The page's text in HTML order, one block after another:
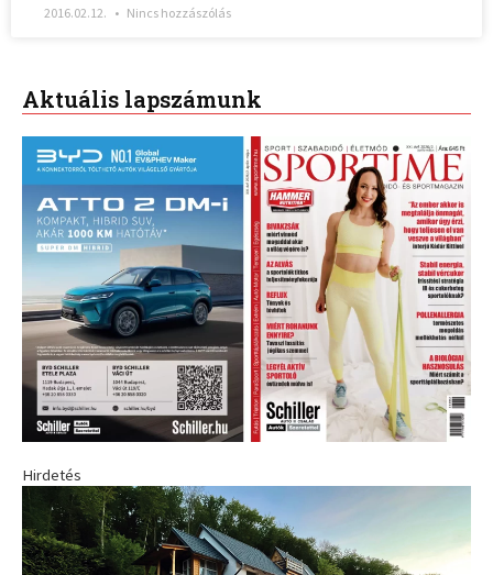
2016.02.12. Nincs hozzászólás
Aktuális lapszámunk
Hirdetés